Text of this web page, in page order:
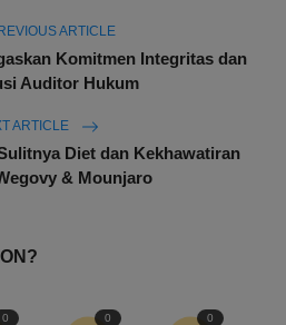
ARTICLE
Komitmen Integritas dan
Auditor Hukum
ARTICLE
Diet dan Kekhawatiran
& Mounjaro
0 0 0